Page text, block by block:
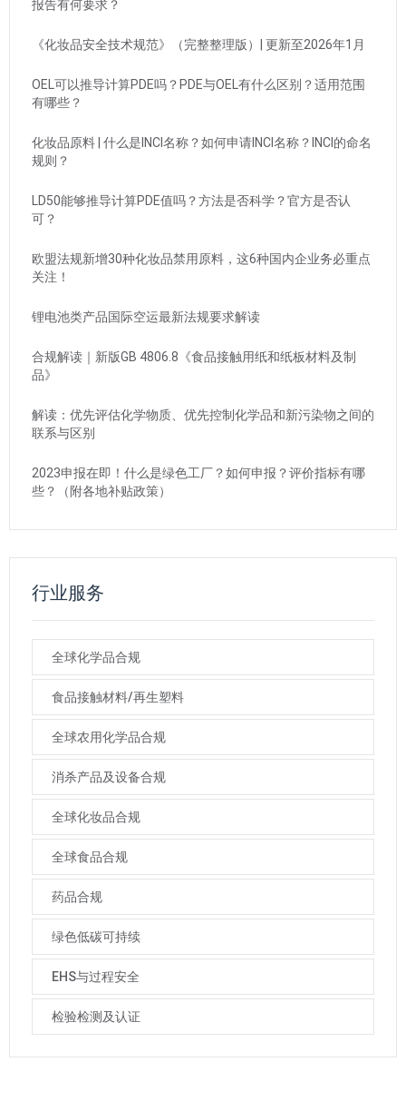
报告有何要求？
《化妆品安全技术规范》（完整整理版）| 更新至2026年1月
OEL可以推导计算PDE吗？PDE与OEL有什么区别？适用范围
有哪些？
化妆品原料 | 什么是INCI名称？如何申请INCI名称？INCI的命名
规则？
LD50能够推导计算PDE值吗？方法是否科学？官方是否认
可？
欧盟法规新增30种化妆品禁用原料，这6种国内企业务必重点
关注！
锂电池类产品国际空运最新法规要求解读
合规解读｜新版GB 4806.8《食品接触用纸和纸板材料及制
品》
解读：优先评估化学物质、优先控制化学品和新污染物之间的
联系与区别
2023申报在即！什么是绿色工厂？如何申报？评价指标有哪
些？（附各地补贴政策）
行业服务
全球化学品合规
食品接触材料/再生塑料
全球农用化学品合规
消杀产品及设备合规
全球化妆品合规
全球食品合规
药品合规
绿色低碳可持续
EHS与过程安全
检验检测及认证